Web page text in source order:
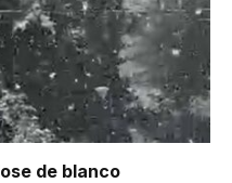
de blanco